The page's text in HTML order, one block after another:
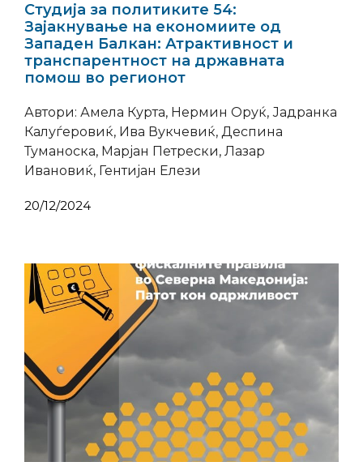
Студија за политиките 54:
Зајакнување на економиите од
Западен Балкан: Атрактивност и
транспарентност на државната
помош во регионот
Автори: Амела Курта, Нермин Оруќ, Јадранка
Калуѓеровиќ, Ива Вукчевиќ, Деспина
Туманоска, Марјан Петрески, Лазар
Ивановиќ, Гентијан Елези
20/12/2024